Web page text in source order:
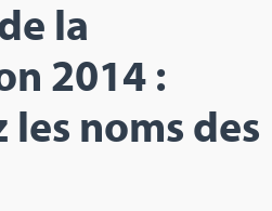
Inscription
la
2014 :
noms des